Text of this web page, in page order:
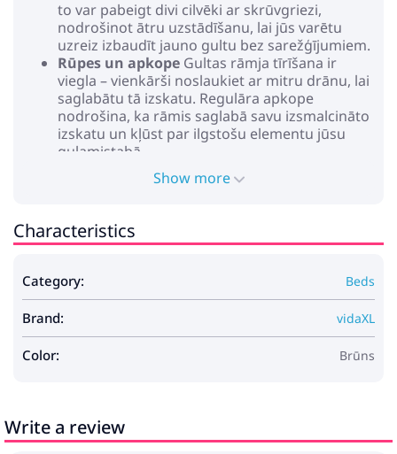
to var pabeigt divi cilvēki ar skrūvgriezi,
nodrošinot ātru uzstādīšanu, lai jūs varētu
uzreiz izbaudīt jauno gultu bez sarežģījumiem.
Rūpes un apkope Gultas rāmja tīrīšana ir
viegla – vienkārši noslaukiet ar mitru drānu, lai
saglabātu tā izskatu. Regulāra apkope
nodrošina, ka rāmis saglabā savu izsmalcināto
izskatu un kļūst par ilgstošu elementu jūsu
guļamistabā.
dēļi ir iekļauti.
Krāsa: Artisānā ozols
Galvas klāja: Inženierijas koks
Vispārējās izmēri: 193 x 78 x 50 cm (G x P x A)
Saderīgs matrača izmērs: 70 x 190 cm
Maksimālais cilvēku skaits: 1
Maksimālais svars: 100 kg
Nepieciešama montāža: Jā
Iepakojuma saturs:
Show more
Characteristics
Category: Beds
Brand: vidaXL
Color: Brūns
Write a review